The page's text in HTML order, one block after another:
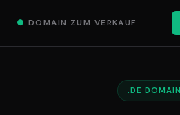
● DOMAIN ZUM VERKAUF
.DE DOMAIN